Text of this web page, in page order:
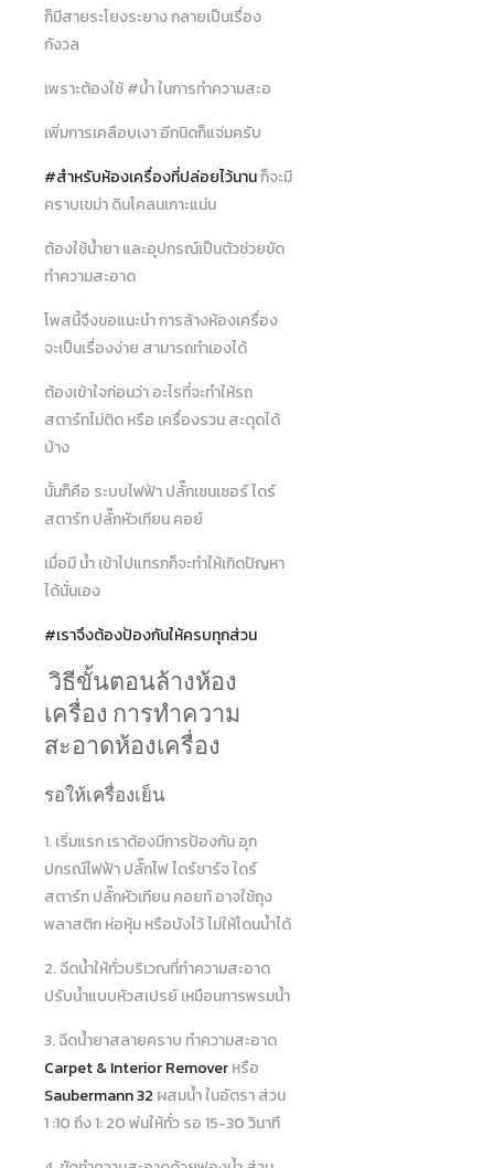
ก็มีสายระโยงระยาง กลายเป็นเรื่อง
กังวล
เพราะต้องใช้ #น้ำ ในการทำความสะอ
เพิ่มการเคลือบเงา อีกนิดก็แจ่มครับ
#สำหรับห้องเครื่องที่ปล่อยไว้นานก็จะมี
คราบเขม่า ดินโคลนเกาะแน่น
ต้องใช้น้ำยา และอุปกรณ์เป็นตัวช่วยขัด
ทำความสะอาด
โพสนี้จึงขอแนะนำ การล้างห้องเครื่อง
จะเป็นเรื่องง่าย สามารถทำเองได้
ต้องเข้าใจก่อนว่า อะไรที่จะทำให้รถ
สตาร์ทไม่ติด หรือ เครื่องรวน สะดุดได้
บ้าง
นั้นก็คือ ระบบไฟฟ้า ปลั๊กเซนเซอร์ ไดร์
สตาร์ท ปลั๊กหัวเทียน คอย์
เมื่อมี น้ำ เข้าไปแทรกก็จะทำให้เกิดปัญหา
ได้นั่นเอง
#เราจึงต้องป้องกันให้ครบทุกส่วน
วิธีขั้นตอนล้างห้อง
เครื่อง การทำความ
สะอาดห้องเครื่อง
รอให้เครื่องเย็น
1. เริ่มแรก เราต้องมีการป้องกัน อุก
ปกรณ์ไฟฟ้า ปลั๊กไฟ ไดร์ชาร์จ ไดร์
สตาร์ท ปลั๊กหัวเทียน คอยท์ อาจใช้ถุง
พลาสติก ห่อหุ้ม หรือบังไว้ ไม่ให้โดนน้ำได้
2. ฉีดน้ำให้ทั่วบริเวณที่ทำความสะอาด
ปรับน้ำแบบหัวสเปรย์ เหมือนการพรมน้ำ
3. ฉีดน้ำยาสลายคราบ ทำความสะอาด
Carpet & Interior Removerหรือ
Saubermann 32 ผสมน้ำ ในอัตรา ส่วน
1 :10 ถึง 1: 20 พ่นให้ทั่ว รอ 15-30 วินาที